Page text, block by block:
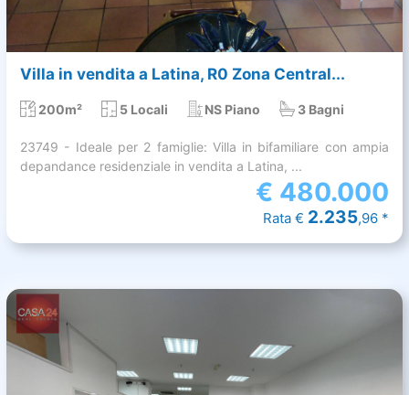
Villa in vendita a Latina, R0 Zona Central...
200m² 5 Locali NS Piano 3 Bagni
23749 - Ideale per 2 famiglie: Villa in bifamiliare con ampia
depandance residenziale in vendita a Latina, ...
€ 480.000
Rata € 2.235,96 *